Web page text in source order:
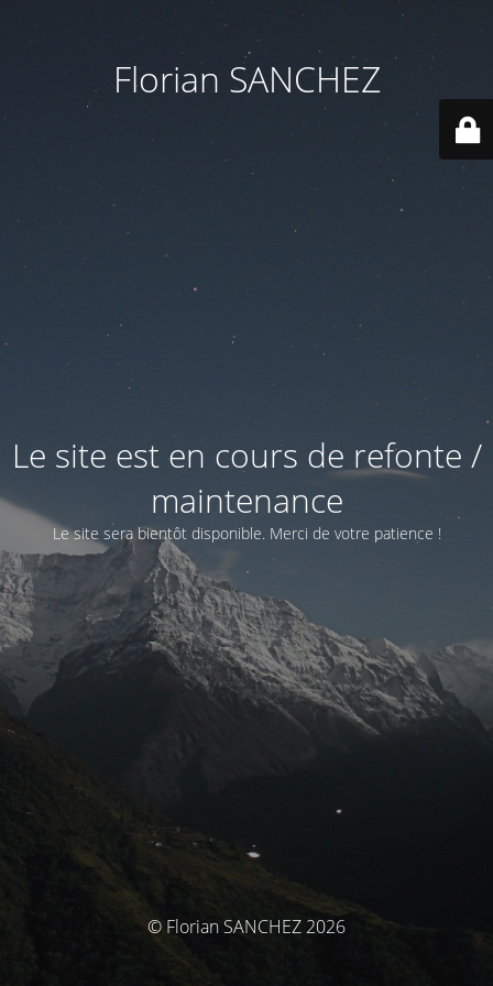
Florian SANCHEZ
Le site est en cours de refonte /
maintenance
Le site sera bientôt disponible. Merci de votre patience !
© Florian SANCHEZ 2026